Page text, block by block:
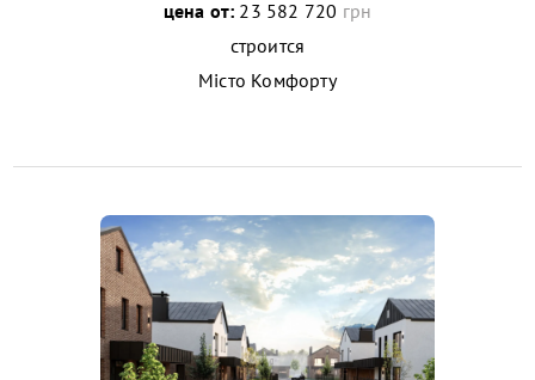
цена от: 23 582 720 грн
строится
Місто Комфорту